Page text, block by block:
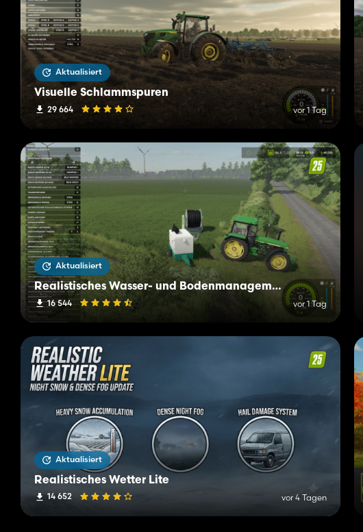
Aktualisiert
Visuelle Schlammspuren
29 664 vor 1 Tag
Aktualisiert
Realistisches Wasser- und Bodenmanagement (RWSM)
16 544 vor 1 Tag
Aktualisiert
Realistisches Wetter Lite
14 652 vor 4 Tagen